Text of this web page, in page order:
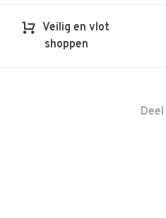
Veilig en vlot
shoppen